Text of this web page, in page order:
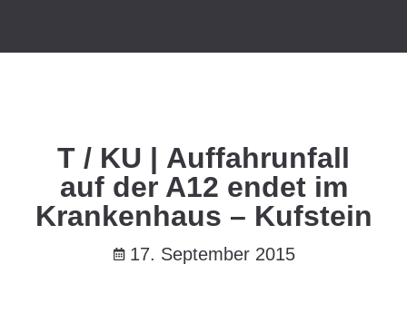
T / KU | Auffahrunfall
auf der A12 endet im
Krankenhaus – Kufstein
17. September 2015